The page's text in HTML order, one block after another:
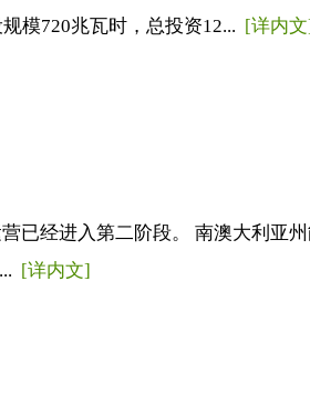
模720兆瓦时，总投资12... [详内
经进入第二阶段。 南澳大利亚州
[详内文]